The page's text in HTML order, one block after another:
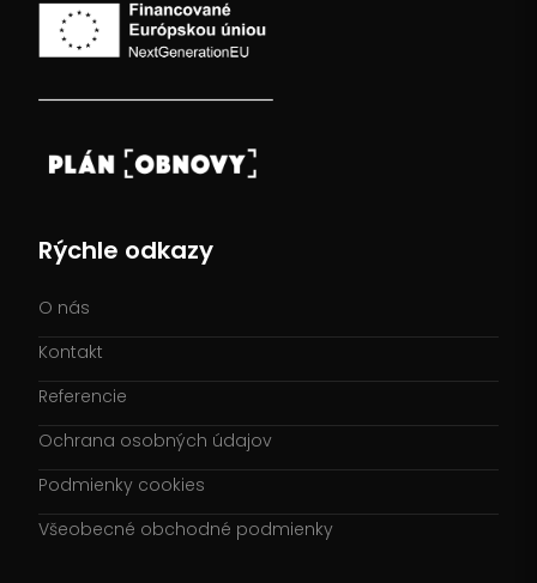
Rýchle odkazy
O nás
Kontakt
Referencie
Ochrana osobných údajov
Podmienky cookies
Všeobecné obchodné podmienky